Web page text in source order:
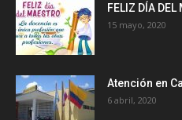
FELIZ DÍA DEL
15 mayo, 2020
Atención en
6 abril, 2020